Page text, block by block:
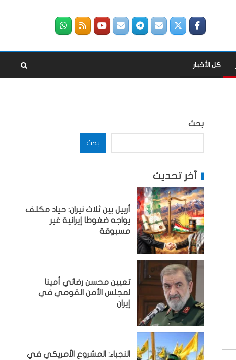
كل الأخبار
بحث
بحث
آخر تحديث
أربيل بين ثلاث نيران: حياد مكلف
يواجه ضغوطا إيرانية غير
مسبوقة
تعيين محسن رضائي أمينا
لمجلس الأمن القومي في
إيران
النجباء: المشروع الأمريكي في